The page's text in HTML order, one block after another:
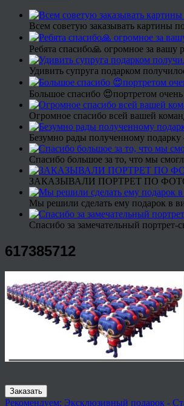
Всем советую заказывать картины
Ребята спасибо🙏 огромное за вашу
Удивить супруга подарком
Большое спасибо 😍портретом
Огромное спасибо всей вашей
Безумно рады полученному
Спасибо большое за то, что мы
ЗАКАЗЫВАЛИ ПОРТРЕТ ПО
Мы решили сделать ему подарок в
Спасибо за замечательный
617385712
Заказать
Рекомендуем: Эксклюзивный подарок -